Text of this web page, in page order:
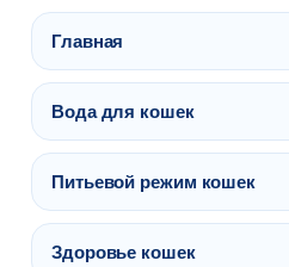
Главная
Вода для кошек
Питьевой режим кошек
Здоровье кошек